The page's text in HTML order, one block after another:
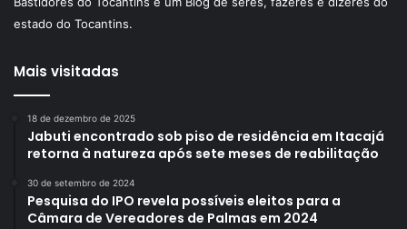
estado do Tocantins.
Mais visitadas
18 de dezembro de 2025
Jabuti encontrado sob piso de residência em Itacajá
retorna à natureza após sete meses de reabilitação
30 de setembro de 2024
Pesquisa do IPO revela possíveis eleitos para a
Câmara de Vereadores de Palmas em 2024